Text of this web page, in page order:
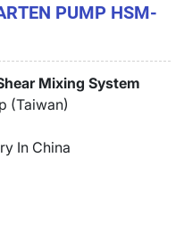
PUMP HSM-
Mixing System
(Taiwan)
In China